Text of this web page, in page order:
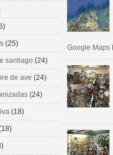
Google Maps
(25)
santiago (24)
de ave (24)
(24)
(18)